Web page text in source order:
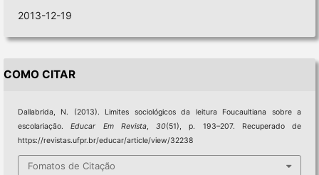
2013-12-19
COMO CITAR
Dallabrida, N. (2013). Limites sociológicos da leitura Foucaultiana sobre a
escolariação.Educar Em Revista,30(51), p. 193–207. Recuperado de
https://revistas.ufpr.br/educar/article/view/32238
Fomatos de Citação